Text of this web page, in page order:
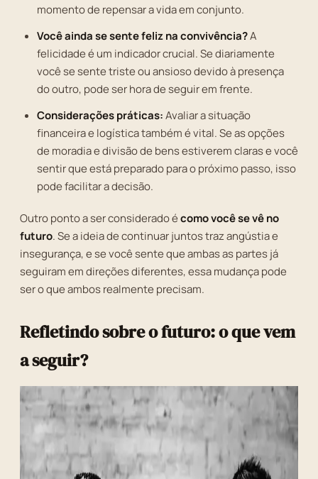
momento de repensar a vida em conjunto.
Você ainda se sente feliz na convivência?A
felicidade é um indicador crucial. Se diariamente
você se sente triste ou ansioso devido à presença
do outro, pode ser hora de seguir em frente.
Considerações práticas:Avaliar a situação
financeira e logística também é vital. Se as opções
de moradia e divisão de bens estiverem claras e você
sentir que está preparado para o próximo passo, isso
pode facilitar a decisão.
Outro ponto a ser considerado écomo você se vê no
futuro. Se a ideia de continuar juntos traz angústia e
insegurança, e se você sente que ambas as partes já
seguiram em direções diferentes, essa mudança pode
ser o que ambos realmente precisam.
Refletindo sobre o futuro: o que vem
a seguir?